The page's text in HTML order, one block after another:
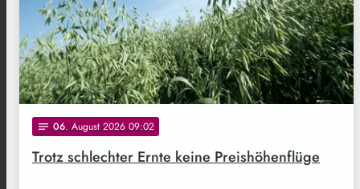
notes 06. August 2026 09:02
Trotz schlechter Ernte keine Preishöhenflüge